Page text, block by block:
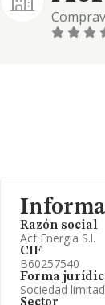
Razón social
Acf Energia S.l.
CIF
B60257540
Forma
Sociedad